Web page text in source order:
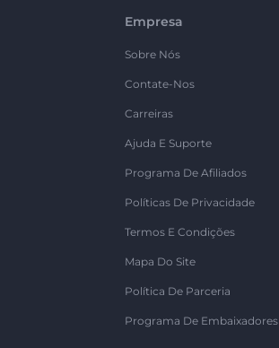
Empresa
Sobre Nós
Contate-Nos
Carreiras
Ajuda E Suporte
Programa De Afiliados
Políticas De Privacidade
Termos E Condições
Mapa Do Site
Política De Parceria
Programa De Embaixadores